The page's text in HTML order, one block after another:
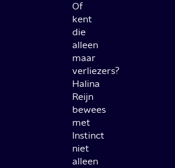
Of
kent
die
alleen
maar
verliezers?
Halina
Reijn
bewees
met
Instinct
niet
alleen